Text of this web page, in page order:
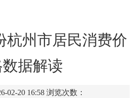
杭州市居民消费价
据解读
02-20 16:58 浏览次数：